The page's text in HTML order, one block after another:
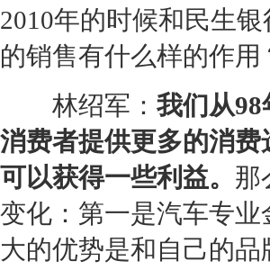
2010年的时候和民生
的销售有什么样的作用
林绍军： 我们从
消费者提供更多的消
可以获得一些利益。 那
变化：第一是汽车专
大的优势是和自己的